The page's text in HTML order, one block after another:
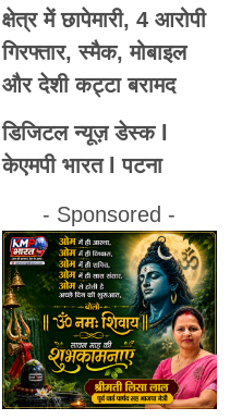
क्षेत्र में छापेमारी, 4 आरोपी
गिरफ्तार, स्मैक, मोबाइल
और देशी कट्टा बरामद
डिजिटल न्यूज़ डेस्क l
केएमपी भारत l पटना
- Sponsored -